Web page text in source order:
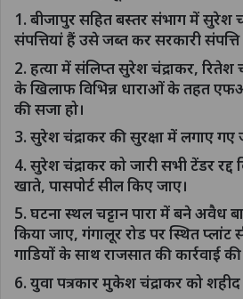
1. बीजापुर सहित बस्तर संभाग में सुरेश
संपत्तियां हैं उसे जब्त कर सरकारी संपत्ति
2. हत्या में संलिप्त सुरेश चंद्राकर, रितेश
के खिलाफ विभिन्न धाराओं के तहत
की सजा हो।
3. सुरेश चंद्राकर की सुरक्षा में लगाए गए
4. सुरेश चंद्राकर को जारी सभी टेंडर
खाते, पासपोर्ट सील किए जाए।
5. घटना स्थल चट्टान पारा में बने अवैध
किया जाए, गंगालूर रोड पर स्थित प्लांट
गाडियों के साथ राजसात की कार्रवाई
6. युवा पत्रकार मुकेश चंद्राकर को शहीद